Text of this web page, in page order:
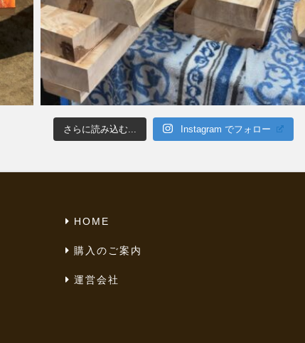
さらに読み込む... Instagram でフォロー
HOME
購入のご案内
運営会社